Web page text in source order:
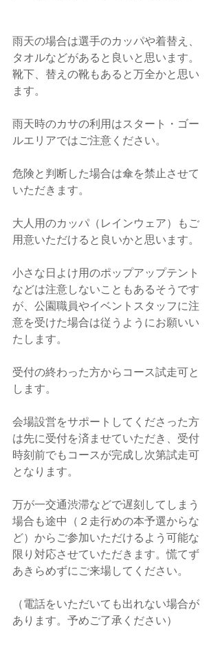
雨天の場合は選手のカッパや着替え、
タオルなどがあると良いと思います。
靴下、替えの靴もあると万全かと思い
ます。
雨天時のカサの利用はスタート・ゴー
ルエリアではご注意ください。
危険と判断した場合は傘を禁止させて
いただきます。
大人用のカッパ（レインウェア）もご
用意いただけると良いかと思います。
小さな日よけ用のポップアップテント
などは注意しないこともあるそうです
が、公園職員やイベントスタッフに注
意を受けた場合は従うようにお願いい
たします。
受付の終わった方からコース試走可と
します。
会場設営をサポートしてくださった方
は先に受付を済ませていただき、受付
時刻前でもコースが完成し次第試走可
となります。
万が一交通渋滞などで遅刻してしまう
場合も途中（２走行めの本予選からな
ど）からご参加いただけるよう可能な
限り対応させていただきます。慌てず
あきらめずにご来場してください。
（電話をいただいても出れない場合が
あります。予めご了承ください）